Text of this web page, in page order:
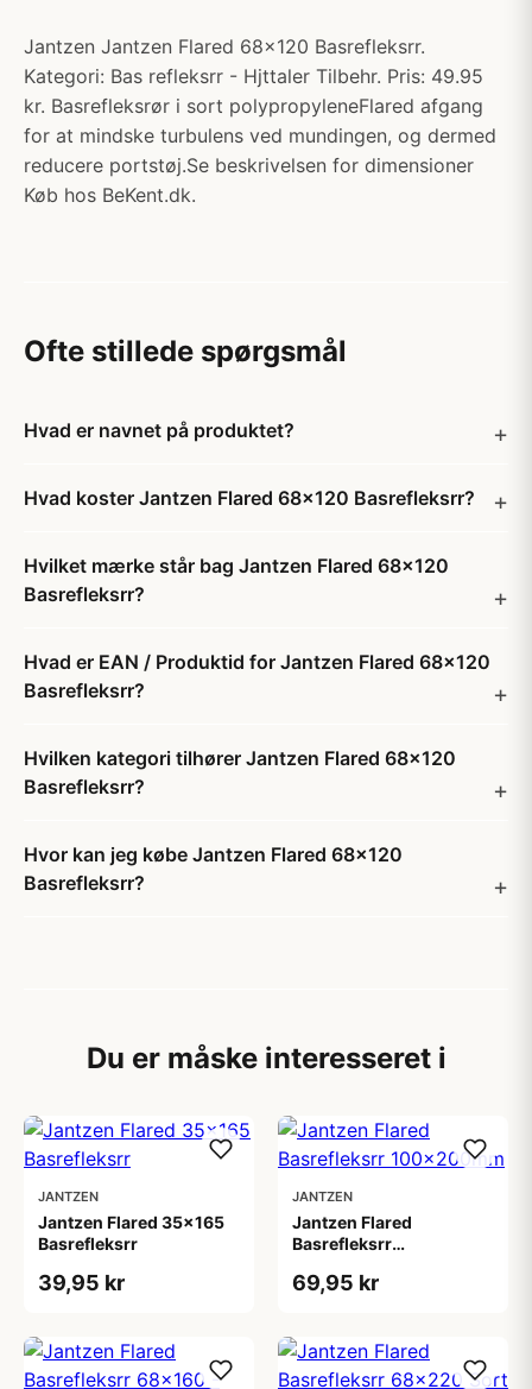
Jantzen Jantzen Flared 68x120 Basrefleksrr.
Kategori: Bas refleksrr - Hjttaler Tilbehr. Pris: 49.95
kr. Basrefleksrør i sort polypropyleneFlared afgang
for at mindske turbulens ved mundingen, og dermed
reducere portstøj.Se beskrivelsen for dimensioner
Køb hos BeKent.dk.
Ofte stillede spørgsmål
Hvad er navnet på produktet?
Hvad koster Jantzen Flared 68x120 Basrefleksrr?
Hvilket mærke står bag Jantzen Flared 68x120
Basrefleksrr?
Hvad er EAN / Produktid for Jantzen Flared 68x120
Basrefleksrr?
Hvilken kategori tilhører Jantzen Flared 68x120
Basrefleksrr?
Hvor kan jeg købe Jantzen Flared 68x120
Basrefleksrr?
Du er måske interesseret i
JANTZEN
Jantzen Flared 35x165
Basrefleksrr
39,95 kr
JANTZEN
Jantzen Flared
Basrefleksrr
69,95 kr